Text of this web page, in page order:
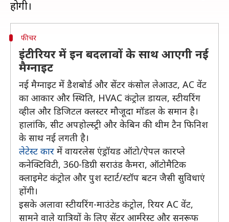
फीचर
इंटीरियर में इन बदलावों के साथ आएगी नई
मैग्नाइट
नई मैग्नाइट में डैशबोर्ड और सेंटर कंसोल लेआउट, AC वेंट
का आकार और स्थिति, HVAC कंट्रोल डायल, स्टीयरिंग
व्हील और डिजिटल क्लस्टर मौजूदा मॉडल के समान है।
हालांकि, सीट अपहोल्स्ट्री और केबिन की थीम टैन फिनिश
के साथ नई लगती है।
लेटेस्ट कार में वायरलेस एंड्रॉयड ऑटो/ऐपल कारप्ले
कनेक्टिविटी, 360-डिग्री सराउंड कैमरा, ऑटोमैटिक
क्लाइमेट कंट्रोल और पुश स्टार्ट/स्टॉप बटन जैसी सुविधाएं
होंगी।
इसके अलावा स्टीयरिंग-माउंटेड कंट्रोल, रियर AC वेंट,
सामने वाले यात्रियों के लिए सेंटर आर्मरेस्ट और सनरूफ